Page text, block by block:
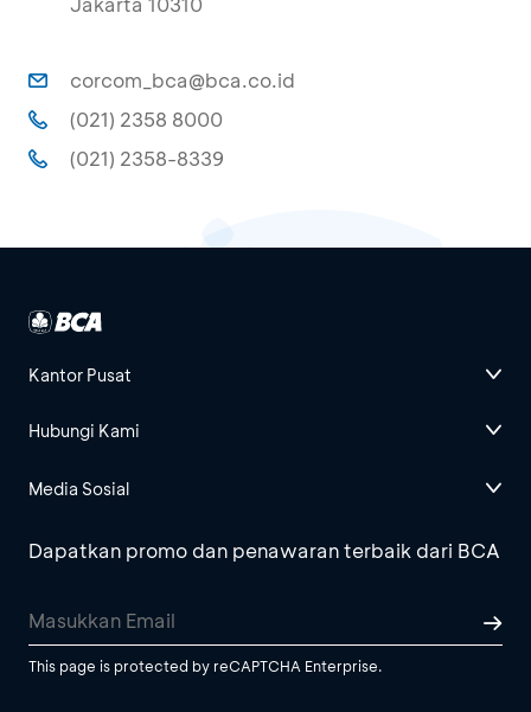
corcom_bca@bca.co.id
(021) 2358 8000
(021) 2358-8339
Kantor Pusat
Hubungi Kami
Media Sosial
Dapatkan promo dan penawaran terbaik dari BCA
This page is protected by reCAPTCHA Enterprise.